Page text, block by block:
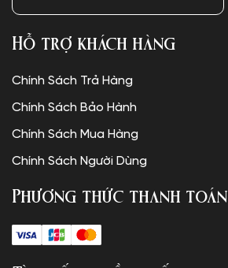
Hỗ trợ khách hàng
Chính Sách Trả Hàng
Chính Sách Bảo Hành
Chính Sách Mua Hàng
Chính Sách Người Dùng
Phương thức thanh toán